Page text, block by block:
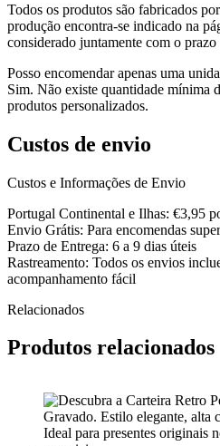
Todos os produtos são fabricados
produção encontra-se indicado na
considerado juntamente com o
Posso encomendar apenas uma
Sim. Não existe quantidade mínima
produtos personalizados.
Custos de envio
Custos e Informações de Envio
Portugal Continental e Ilhas: €3,95
Envio Grátis: Para encomendas
Prazo de Entrega: 6 a 9 dias úteis
Rastreamento: Todos os envios
acompanhamento fácil
Relacionados
Produtos relacionados